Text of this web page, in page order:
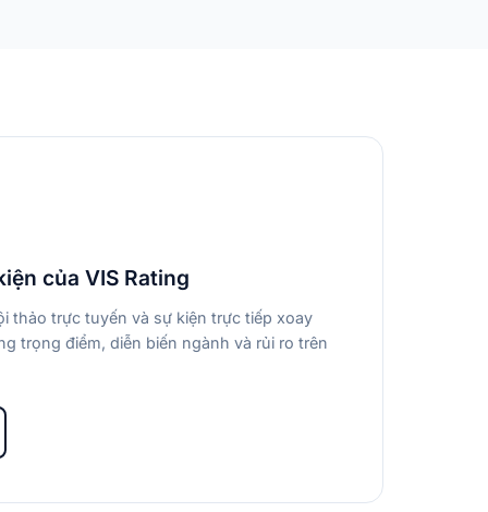
của VIS Rating
thảo trực tuyến và sự kiện trực tiếp xoay
trọng điểm, diễn biến ngành và rủi ro trên